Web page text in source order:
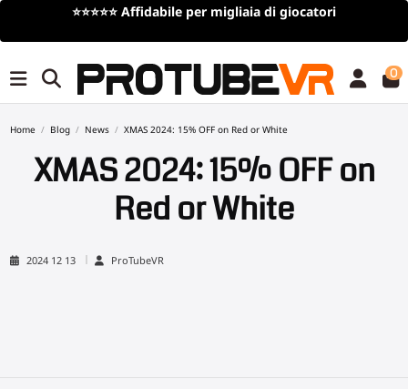
⭐⭐⭐⭐⭐ Affidabile per migliaia di giocatori
0
Home Blog News XMAS 2024: 15% OFF on Red or White
XMAS 2024: 15% OFF on
Red or White
2024 12 13 ProTubeVR